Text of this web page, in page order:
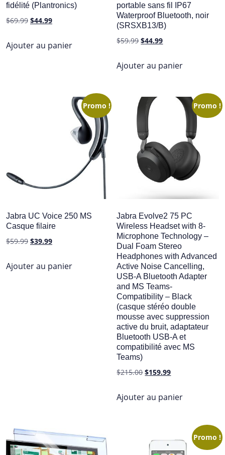
fidélité (Plantronics)
$69.99 Le
initial
$44.99Le
actuel
Ajouter au panier
portable sans fil IP67
Waterproof Bluetooth, noir
(SRSXB13/B)
$59.99Le
initial
$44.99Le
actuel
Ajouter au panier
Promo !
Jabra UC Voice 250 MS
Casque filaire
$59.99 Le
initial
$39.99Le
actuel
Ajouter au panier
Promo !
Jabra Evolve2 75 PC
Wireless Headset with 8-
Microphone Technology –
Dual Foam Stereo
Headphones with Advanced
Active Noise Cancelling,
USB-A Bluetooth Adapter
and MS Teams-
Compatibility – Black
(casque stéréo double
mousse avec suppression
active du bruit, adaptateur
Bluetooth USB-A et
compatibilité avec MS
Teams)
$215.00Le
initial
$159.99Le
actuel
Ajouter au panier
Promo !